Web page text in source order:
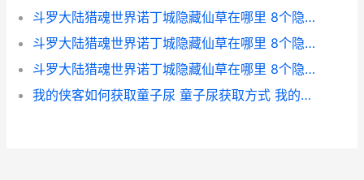
斗罗大陆猎魂世界诺丁城隐藏仙草在哪里 8个隐藏仙草位置概括 斗罗大陆猎魂世界阵容推荐
斗罗大陆猎魂世界诺丁城隐藏仙草在哪里 8个隐藏仙草位置概括 斗罗大陆猎魂世界诺丁城仙草位置
斗罗大陆猎魂世界诺丁城隐藏仙草在哪里 8个隐藏仙草位置概括 斗罗大陆猎魂世界凝影位置
我的侠客如何获取童子尿 童子尿获取方式 我的侠客如何获得剑法